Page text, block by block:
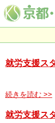
就労支援ス
続きを読む >>
就労支援ス